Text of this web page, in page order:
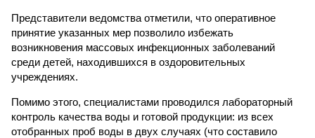
Представители ведомства отметили, что оперативное
принятие указанных мер позволило избежать
возникновения массовых инфекционных заболеваний
среди детей, находившихся в оздоровительных
учреждениях.
Помимо этого, специалистами проводился лабораторный
контроль качества воды и готовой продукции: из всех
отобранных проб воды в двух случаях (что составило